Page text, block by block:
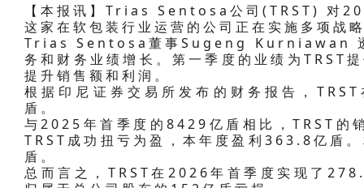
【本报讯】Trias Sentosa公司(TRST) 对
这家在软包装行业运营的公司正在实施多项战
Trias Sentosa董事Sugeng Kurniawan 透
务和财务业绩增长。第一季度的业绩为TRST
提升销售额和利润。
根据印尼证券交易所发布的财务报告，
盾。
与2025年首季度的8429亿盾相比，TRST
TRST成功扭亏为盈，本年度盈利363.8亿盾
盾。
总而言之，TRST在2026年首季度实现了